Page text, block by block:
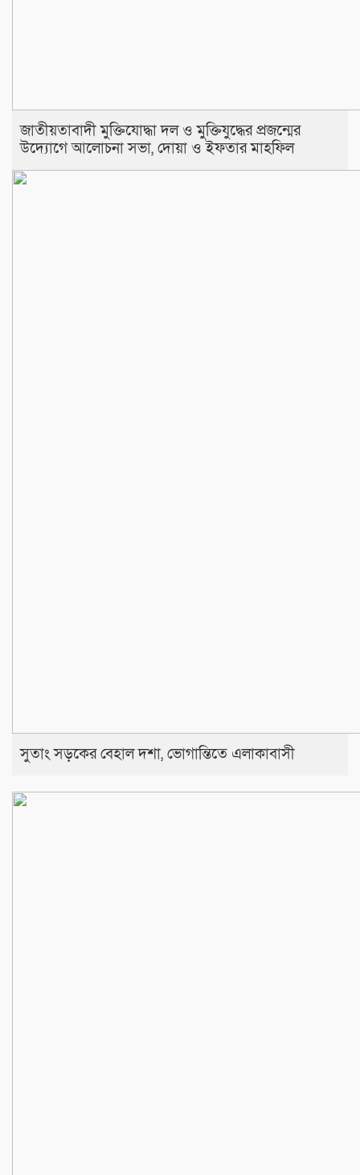
জাতীয়তাবাদী মুক্তিযোদ্ধা দল ও মুক্তিযুদ্ধের প্রজন্মের
উদ্যোগে আলোচনা সভা, দোয়া ও ইফতার মাহফিল
সুতাং সড়কের বেহাল দশা, ভোগান্তিতে এলাকাবাসী